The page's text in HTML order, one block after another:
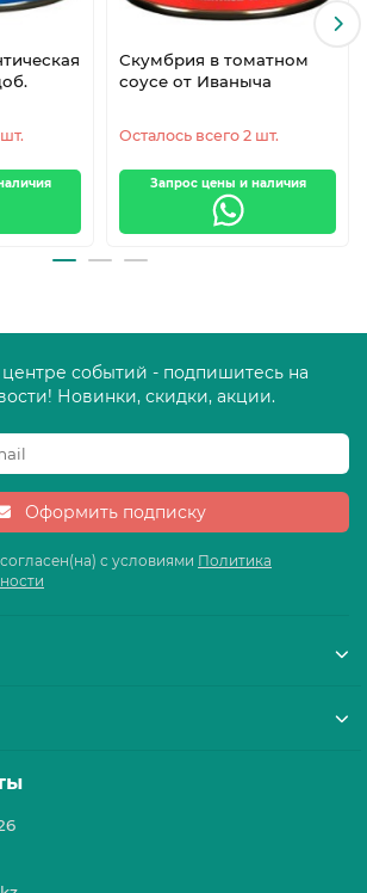
Скумбрия в томатном
соусе от Иваныча
Осталось всего 2 шт.
Запрос цены и наличия
центре событий - подпишитесь на
Новинки, скидки, акции.
Оформить подписку
с условиями Политика